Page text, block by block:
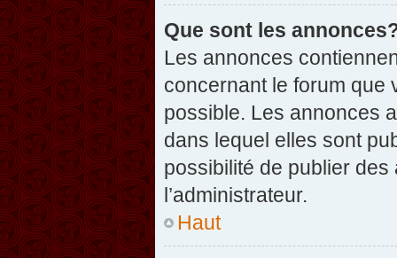
Que sont les
Les annonces
concernant le forum que
possible. Les annonces
dans lequel elles sont
possibilité de publier
l’administrateur.
Haut